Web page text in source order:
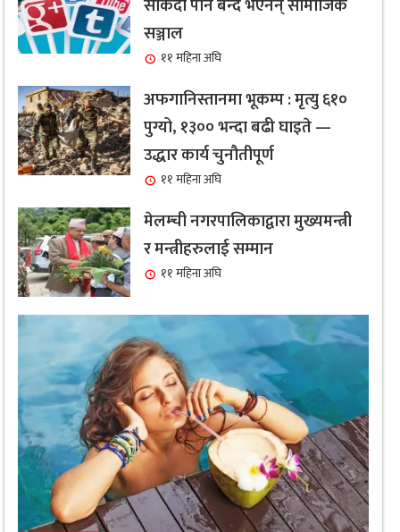
सकिँदा पनि बन्द भएनन् सामाजिक
सञ्जाल
११ महिना अघि
अफगानिस्तानमा भूकम्प : मृत्यु ६१०
पुग्यो, १३०० भन्दा बढी घाइते —
उद्धार कार्य चुनौतीपूर्ण
११ महिना अघि
मेलम्ची नगरपालिकाद्वारा मुख्यमन्त्री
र मन्त्रीहरुलाई सम्मान
११ महिना अघि